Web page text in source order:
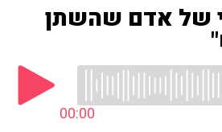
של אדם שהשתן
00:00